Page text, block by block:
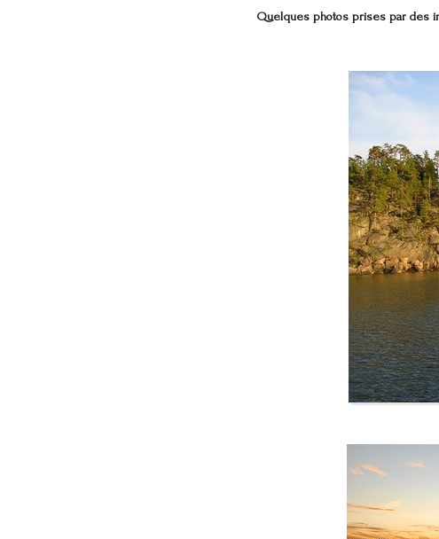
Quelques photos prises par des